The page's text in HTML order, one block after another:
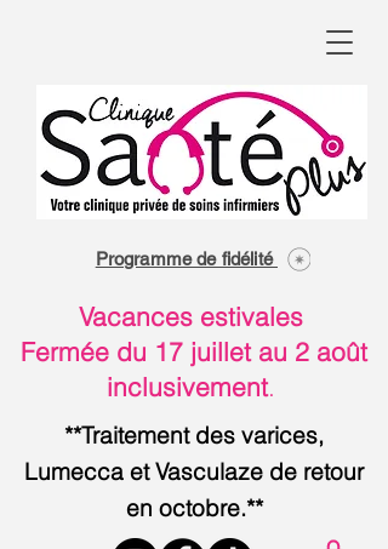
Programme de fidélité
**Traitement des varices,
Lumecca et Vasculaze de retour
en octobre.**
Vacances estivales
Fermée du 17 juillet au 2 août
inclusivement.